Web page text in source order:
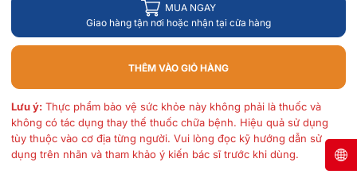
MUA NGAY
Giao hàng tận nơi hoặc nhận tại cửa hàng
THÊM VÀO GIỎ HÀNG
Lưu ý: Thực phẩm bảo vệ sức khỏe này không phải là thuốc và
không có tác dụng thay thế thuốc chữa bệnh. Hiệu quả sử dụng
tùy thuộc vào cơ địa từng người. Vui lòng đọc kỹ hướng dẫn sử
dụng trên nhãn và tham khảo ý kiến bác sĩ trước khi dùng.